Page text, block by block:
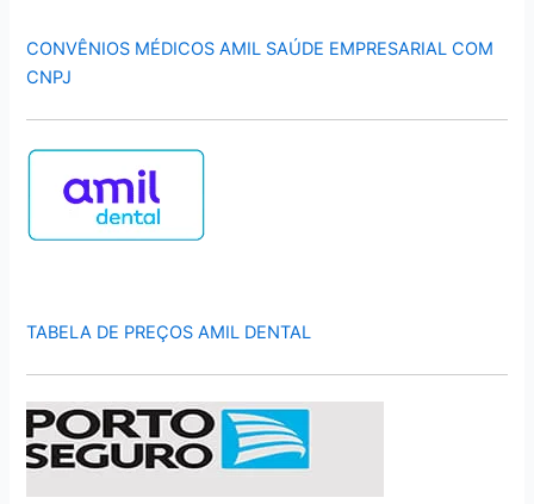
CONVÊNIOS MÉDICOS AMIL SAÚDE EMPRESARIAL COM
CNPJ
TABELA DE PREÇOS AMIL DENTAL